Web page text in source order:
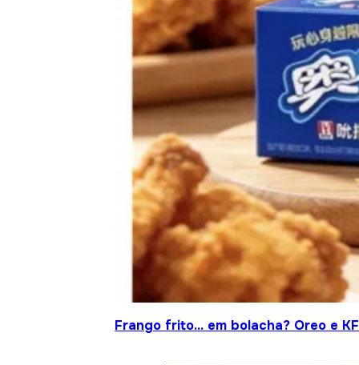
Frango frito… em bolacha? Oreo e